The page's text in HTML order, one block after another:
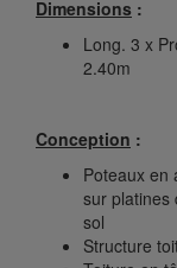
Dimensions :
Long. 3 x
2.40m
Conception :
Poteaux en
sur platines
sol
Structure